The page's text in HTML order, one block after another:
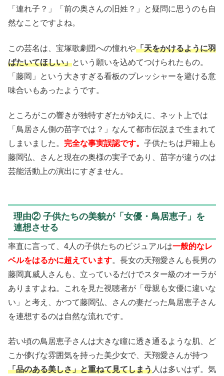
「連れ子？」「前の奥さんの旧姓？」と疑問に思うのも自
然なことですよね。
この芸名は、宝塚歌劇団への憧れや「天をかけるように羽
ばたいてほしい」という願いを込めてつけられたもの。
「藤岡」という大きすぎる看板のプレッシャーを避ける意
味合いもあったようです。
ところがこの響きが独特すぎたがゆえに、ネット上では
「鳥居さん側の苗字では？」なんて都市伝説まで生まれて
しまいました。 完全な事実誤認です。 子供たちは戸籍上も
藤岡弘、さんと現在の奥様の実子であり、苗字が違うのは
芸能活動上の演出にすぎません。
理由② 子供たちの美貌が「女優・鳥居恵子」を
連想させる
率直に言って、4人の子供たちのビジュアルは一般的なレ
ベルをはるかに超えています。長女の天翔愛さんも長男の
藤岡真威人さんも、立っているだけでスター級のオーラが
ありますよね。これを見た視聴者が「母親も女優に違いな
い」と考え、かつて藤岡弘、さんの妻だった鳥居恵子さん
を連想するのは自然な流れです。
若い頃の鳥居恵子さんは大きな瞳に透き通るような肌、ど
こか儚げな雰囲気を持った美少女で、天翔愛さんが持つ
「品のある美しさ」と重ねて見てしまう 人は多いはず。気